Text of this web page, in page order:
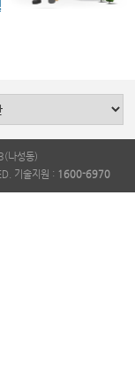
나성동)
기술지원 : 1600-6970